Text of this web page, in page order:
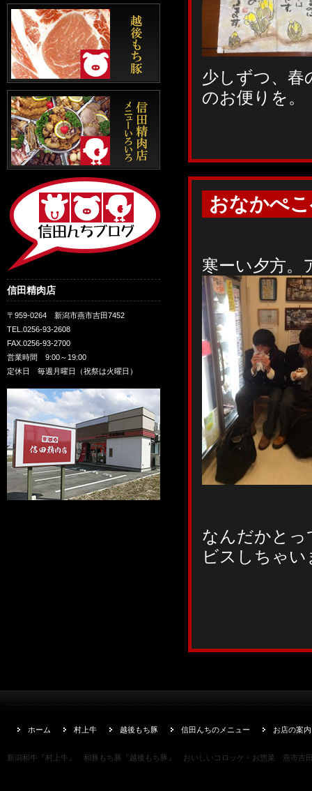
少しずつ、春
のお便りを。
おなかぺ
寒ーい夕方。
なんだかとっ
ビスしちゃい
信田精肉店
〒959-0264 新潟市燕市吉田7452
TEL.0256-93-2608
FAX.0256-93-2700
営業時間 9:00～19:00
定休日 毎週月曜日（祝祭は火曜日）
ホーム 村上牛 越後もち豚 信田んちのメニュー お店の案内
新潟和牛『村上牛』 和豚もち豚『越後もち豚』 おいしいコロッケ・お惣菜 燕市吉